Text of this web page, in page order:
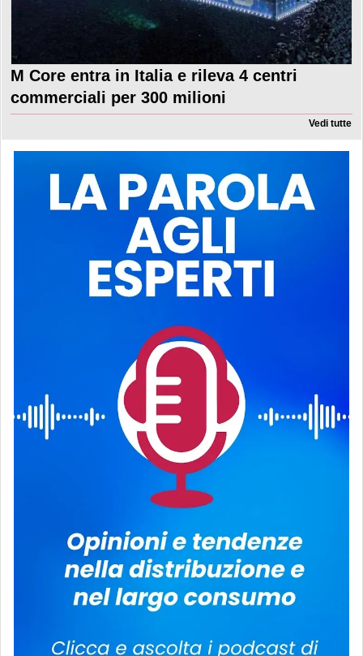
M Core entra in Italia e rileva 4 centri
commerciali per 300 milioni
Vedi tutte